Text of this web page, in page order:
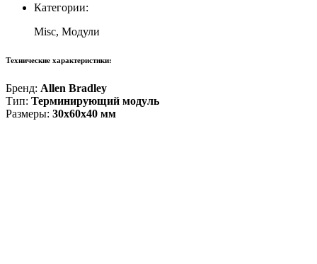
Категории:
Misc, Модули
Технические характеристики:
Бренд: Allen Bradley
Тип: Терминирующий модуль
Размеры: 30x60x40 мм